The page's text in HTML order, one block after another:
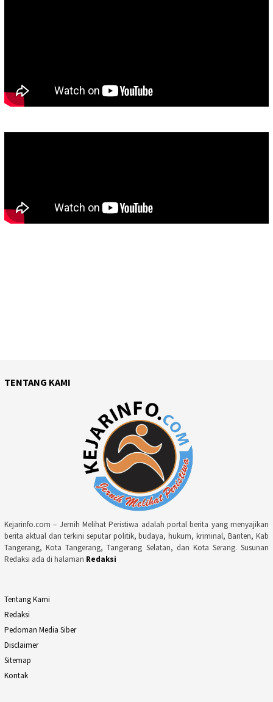
TENTANG KAMI
Kejarinfo.com – Jernih Melihat Peristiwa adalah portal berita yang menyajikan
berita aktual dan terkini seputar politik, budaya, hukum, kriminal, Banten, Kab
Tangerang, Kota Tangerang, Tangerang Selatan, dan Kota Serang. Susunan
Redaksi ada di halaman Redaksi
Tentang Kami
Redaksi
Pedoman Media Siber
Disclaimer
Sitemap
Kontak